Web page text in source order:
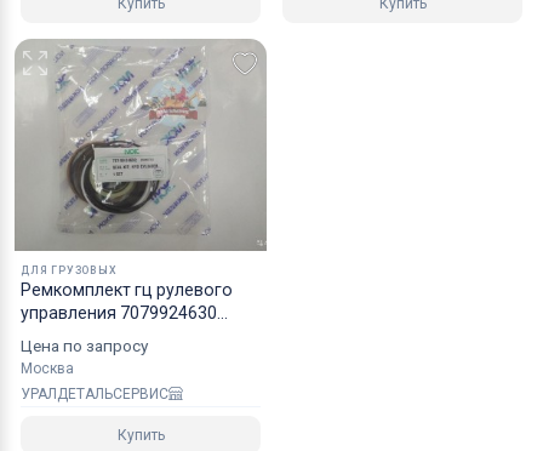
ДЛЯ ГРУЗОВЫХ
Рeмкoмплeкт гц рулевого
управления 7079924630
Цена по запросу
Москва
УРАЛДЕТАЛЬСЕРВИС
Купить